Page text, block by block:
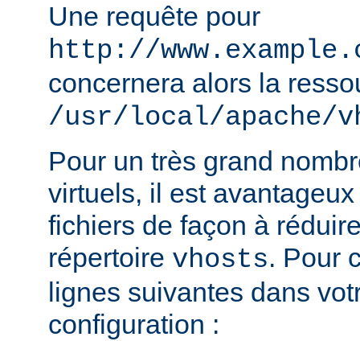
Une requête pour
http://
concernera alors la
/usr/local/apache/
Pour un très grand
virtuels, il est
fichiers de façon à
répertoire vhosts. Pour
lignes suivantes dans
configuration :